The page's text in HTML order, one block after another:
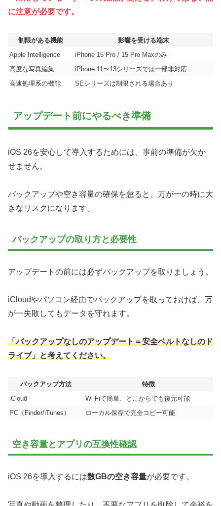
に注意が必要です。
制限がある機能
影響を受ける端末
Apple Intelligence
iPhone 15 Pro / 15 Pro Maxのみ
高度な写真編集
iPhone 11〜13シリーズでは一部非対応
高速処理系の機能
SEシリーズは制限される場合あり
アップデート前にやるべき準備
iOS 26を安心して導入するためには、事前の準備が欠か
せません。
バックアップや空き容量の確保を怠ると、万が一の時に大
きなリスクになります。
バックアップの取り方と必要性
アップデートの前には必ずバックアップを取りましょう。
iCloudやパソコン経由でバックアップを取っておけば、万
が一失敗してもデータを守れます。
「バックアップなしのアップデート＝安全ベルトなしのド
ライブ」と考えてください。
バックアップ方法
特徴
iCloud
Wi-Fiで簡単、どこからでも復元可能
PC（Finder/iTunes）
ローカル保存で完全コピー可能
空き容量とアプリの互換性確認
iOS 26を導入するには数GBの空き容量が必要です。